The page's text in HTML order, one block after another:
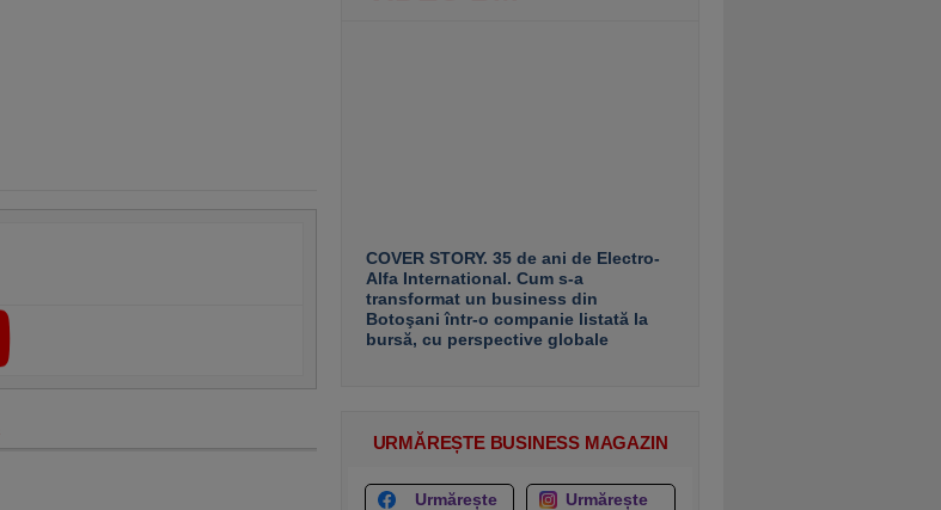
COVER STORY. 35 de ani de Electro-
Alfa International. Cum s-a
transformat un business din
Botoşani într-o companie listată la
bursă, cu perspective globale
URMĂREȘTE BUSINESS MAGAZIN
Urmărește Urmărește